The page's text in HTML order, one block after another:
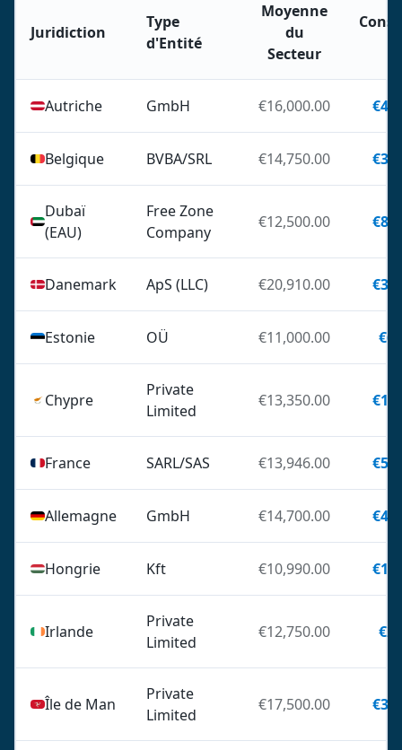
Juridiction
Type
d'Entité
Moyenne
du
Secteur
Autriche GmbH €16,000.00
Belgique BVBA/SRL €14,750.00
Dubaï
(EAU)
Free Zone
Company
€12,500.00
Danemark ApS (LLC) €20,910.00
Estonie OÜ €11,000.00
Chypre
Private
Limited
€13,350.00
France SARL/SAS €13,946.00
Allemagne GmbH €14,700.00
Hongrie Kft €10,990.00
Irlande
Private
Limited
€12,750.00
Île de Man
Private
Limited
€17,500.00